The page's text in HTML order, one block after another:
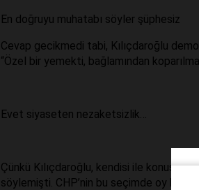
En doğruyu muhatabı söyler şüphesiz
Cevap gecikmedi tabi, Kılıçdaroğlu
“Özel bir yemekti, bağlamından
Evet siyaseten nezaketsizlik…
Çünkü Kılıçdaroğlu, kendisi ile
söylemişti. CHP’nin bu seçimde oy